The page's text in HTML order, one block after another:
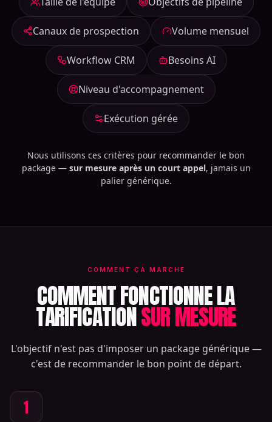
Canaux de prospection Volume mensuel
Workflow CRM Besoins AI
Niveau d'accompagnement
Exécution gérée
Nous utilisons ces critères pour recommander le bon
package — sur mesure après un court appel, jamais un
palier générique.
COMMENT ÇA MARCHE
COMMENT FONCTIONNE LA
TARIFICATIONSUR MESURE
L'objectif n'est pas d'imposer un package générique —
c'est de recommander le bon point de départ.
1